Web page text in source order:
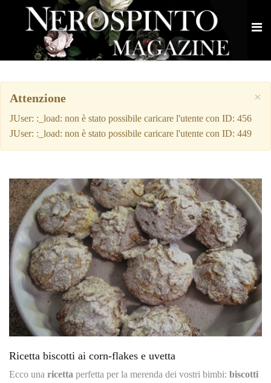
×
Attenzione
JUser: :_load: non è stato possibile caricare l'utente con ID: 456
JUser: :_load: non è stato possibile caricare l'utente con ID: 449
Ricetta biscotti ai corn-flakes e uvetta
Ecco una ricetta perfetta per la merenda dei vostri bimbi: biscotti